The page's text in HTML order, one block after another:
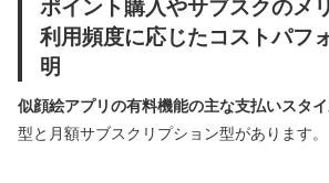
ポイント購入やサブスクのメ
利用頻度に応じたコストパフ
明
似顔絵アプリの有料機能の主な支払いスタ
型と月額サブスクリプション型があります。